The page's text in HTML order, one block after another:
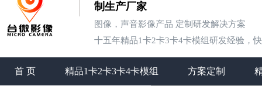
制生产厂家
图像，声音影像产品 定制研发解决方案
十五年精品1卡2卡3卡4卡模组研发经验，
首 页 精品1卡2卡3卡4卡模组 方案定制